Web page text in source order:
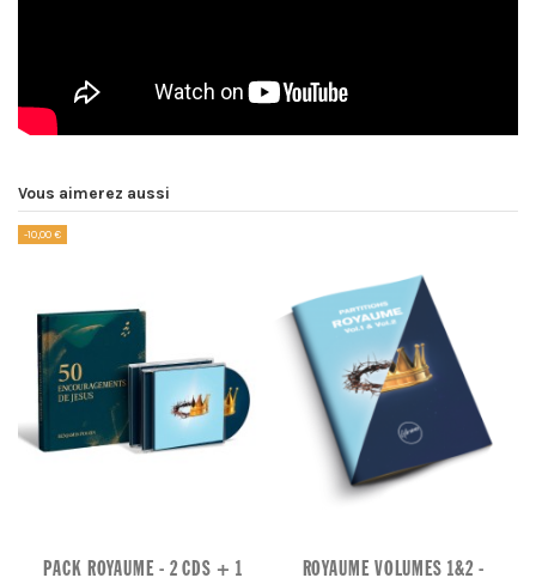
Vous aimerez aussi
-10,00 €
PACK ROYAUME - 2 CDS + 1
ROYAUME VOLUMES 1&2 -